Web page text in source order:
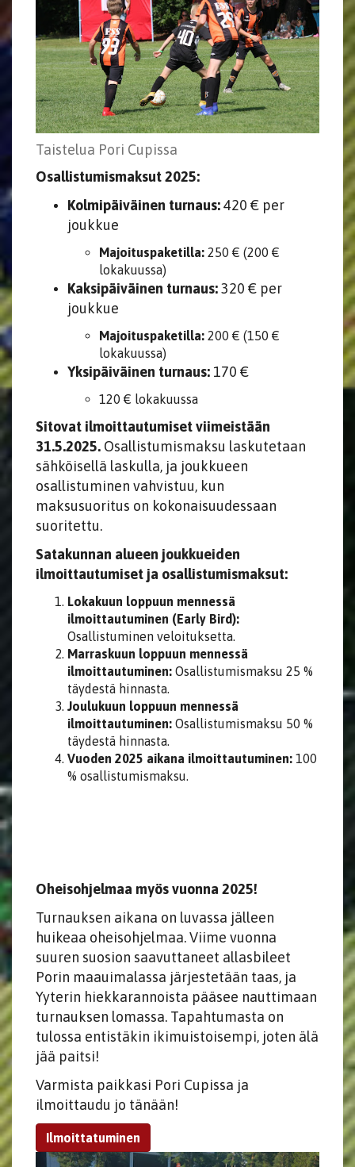
Taistelua Pori Cupissa
Osallistumismaksut 2025:
Kolmipäiväinen turnaus:420 € per
joukkue
Majoituspaketilla: 250 € (200 €
lokakuussa)
Kaksipäiväinen turnaus:320 € per
joukkue
Majoituspaketilla: 200 € (150 €
lokakuussa)
Yksipäiväinen turnaus: 170 €
120 € lokakuussa
Sitovat ilmoittautumiset viimeistään
31.5.2025. Osallistumismaksu laskutetaan
sähköisellä laskulla, ja joukkueen
osallistuminen vahvistuu, kun
maksusuoritus on kokonaisuudessaan
suoritettu.
Satakunnan alueen joukkueiden
ilmoittautumiset ja osallistumismaksut:
Lokakuun loppuun mennessä
ilmoittautuminen (Early Bird):
Osallistuminen veloituksetta.
Marraskuun loppuun mennessä
ilmoittautuminen: Osallistumismaksu 25 %
täydestä hinnasta.
Joulukuun loppuun mennessä
ilmoittautuminen: Osallistumismaksu 50 %
täydestä hinnasta.
Vuoden 2025 aikana ilmoittautuminen: 100
% osallistumismaksu.
Oheisohjelmaa myös vuonna 2025!
Turnauksen aikana on luvassa jälleen
huikeaa oheisohjelmaa. Viime vuonna
suuren suosion saavuttaneet allasbileet
Porin maauimalassa järjestetään taas, ja
Yyterin hiekkarannoista pääsee nauttimaan
turnauksen lomassa. Tapahtumasta on
tulossa entistäkin ikimuistoisempi, joten älä
jää paitsi!
Varmista paikkasi Pori Cupissa ja
ilmoittaudu jo tänään!
Ilmoittatuminen